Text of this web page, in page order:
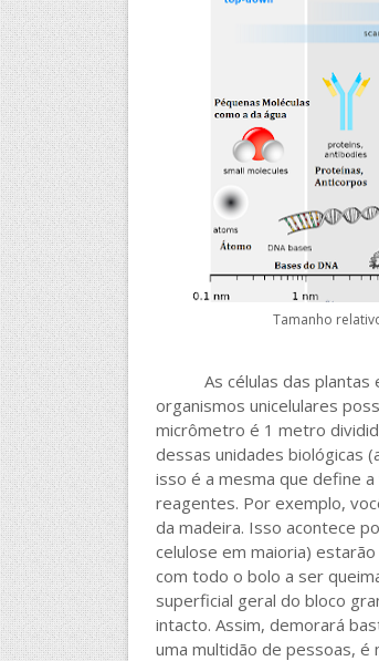
Tamanho
As células das plantas e
organismos unicelulares
micrômetro é 1 metro
dessas unidades biológicas
isso é a mesma que define
reagentes. Por exemplo,
da madeira. Isso acontece
celulose em maioria)
com todo o bolo a ser
superficial geral do bloco
intacto. Assim, demorará
uma multidão de pessoas, é